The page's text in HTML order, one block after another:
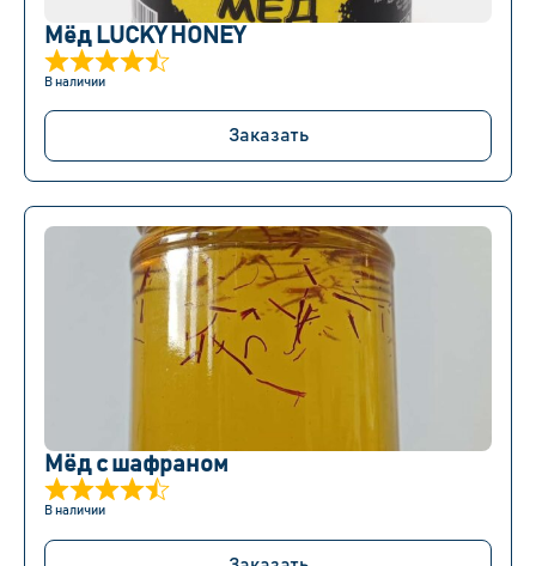
Мёд LUCKY HONEY
В наличии
Заказать
Мёд с шафраном
В наличии